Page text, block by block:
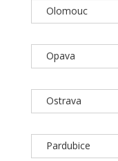
Olomouc
Opava
Ostrava
Pardubice